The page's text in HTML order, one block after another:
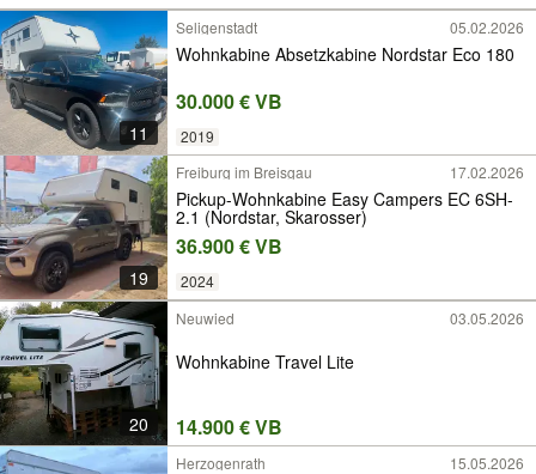
11
Seligenstadt 05.02.2026
Wohnkabine Absetzkabine Nordstar Eco 180
30.000 € VB
2019
19
Freiburg im Breisgau 17.02.2026
Pickup-Wohnkabine Easy Campers EC 6SH-
2.1 (Nordstar, Skarosser)
36.900 € VB
2024
20
Neuwied 03.05.2026
Wohnkabine Travel Lite
14.900 € VB
Herzogenrath 15.05.2026